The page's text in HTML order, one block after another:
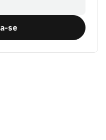
se